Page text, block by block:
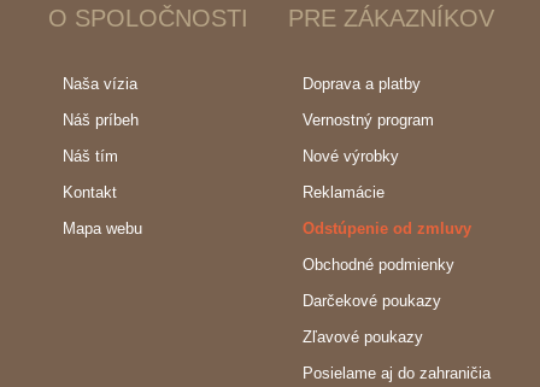
O SPOLOČNOSTI
Naša vízia
Náš príbeh
Náš tím
Kontakt
Mapa webu
PRE ZÁKAZNÍKOV
Doprava a platby
Vernostný program
Nové výrobky
Reklamácie
Odstúpenie od zmluvy
Obchodné podmienky
Darčekové poukazy
Zľavové poukazy
Posielame aj do zahraničia